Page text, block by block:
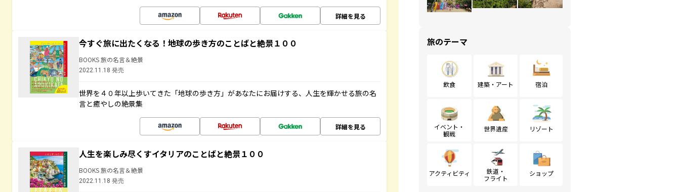
詳細を見る
今すぐ旅に出たくなる！地球の歩き方のことばと絶景１００
BOOKS 旅の名言＆絶景
2022.11.18 発売
世界を４０年以上歩いてきた「地球の歩き方」があなたにお届けする、人生を輝かせる旅の名
言と癒やしの絶景集
詳細を見る
人生を楽しみ尽くすイタリアのことばと絶景１００
BOOKS 旅の名言＆絶景
2022.11.18 発売
旅のテーマ
飲食 建築・アート 宿泊
イベント・
観戦
世界遺産 リゾート
アクティビティ
鉄道・
フライト
ショップ